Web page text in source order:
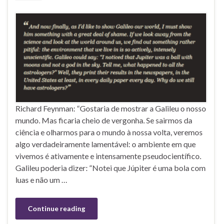
Richard Feynman: “Gostaria de mostrar a Galileu o nosso
mundo. Mas ficaria cheio de vergonha. Se sairmos da
ciência e olharmos para o mundo à nossa volta, veremos
algo verdadeiramente lamentável: o ambiente em que
vivemos é ativamente e intensamente pseudocientífico.
Galileu poderia dizer: “Notei que Júpiter é uma bola com
luas e não um …
Continue reading